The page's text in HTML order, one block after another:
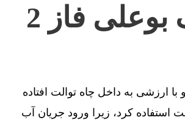
شهرک بوعلی فاز 2
ارزشی به داخل چاه توالت افتاده
استفاده کرد، زیرا ورود جریان آب